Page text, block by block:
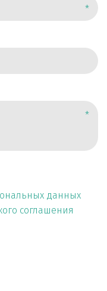
*
*
данных
соглашения